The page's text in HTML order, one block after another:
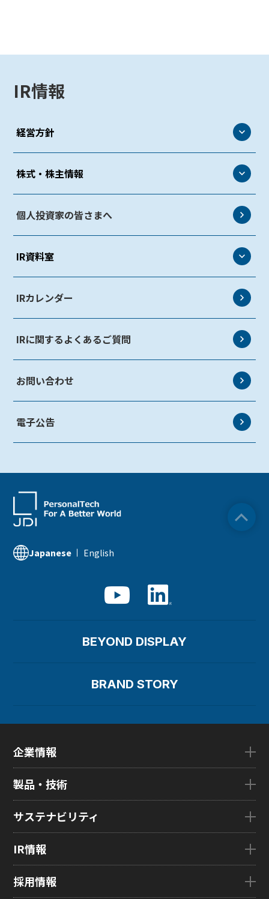
IR情報
経営方針
経営方針
トップメッセージ
株主・投資家とのコミュニケーション
株式・株主情報
株式・株主情報
株式情報
株主総会
個人投資家の皆さまへ
IR資料室
IR資料室
説明会資料
決算短信
サステナビリティ資料室
IRカレンダー
IRに関するよくあるご質問
お問い合わせ
電子公告
Japanese English
BEYOND DISPLAY
BRAND STORY
企業情報
ごあいさつ
企業理念
グローバル子会社
製品・技術
eLEAP
HMO
Rælclear
サステナビリティ
トップメッセージ
環境
IR情報
経営方針
採用情報